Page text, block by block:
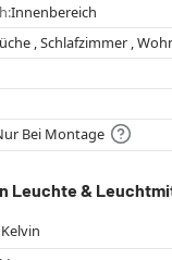
Innenbereich
, Schlafzimmer ,
Bei Montage
Leuchte &